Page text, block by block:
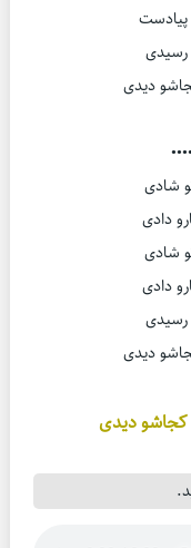
پیادست
رسیدی
دیدی
شادی
دادی
شادی
دادی
رسیدی
دیدی
کجاشو دیدی